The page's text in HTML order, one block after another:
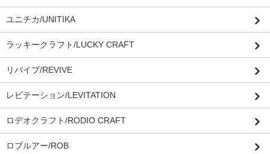
ユニチカ/UNITIKA
ラッキークラフト/LUCKY CRAFT
リバイブ/REVIVE
レビテーション/LEVITATION
ロデオクラフト/RODIO CRAFT
ロブルアー/ROB